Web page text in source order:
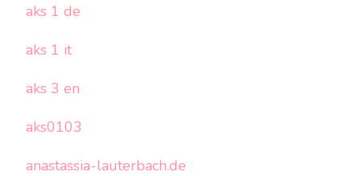
aks 1 de
aks 1 it
aks 3 en
aks0103
anastassia-lauterbach.de